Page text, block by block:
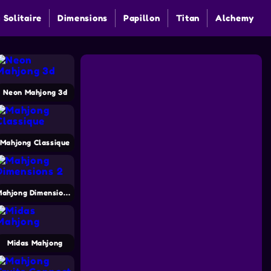
Solitaire Dimensions Papillon Titan Alchemy
Neon Mahjong 3d
Mahjong Classique
Mahjong Dimensions 2
Midas Mahjong